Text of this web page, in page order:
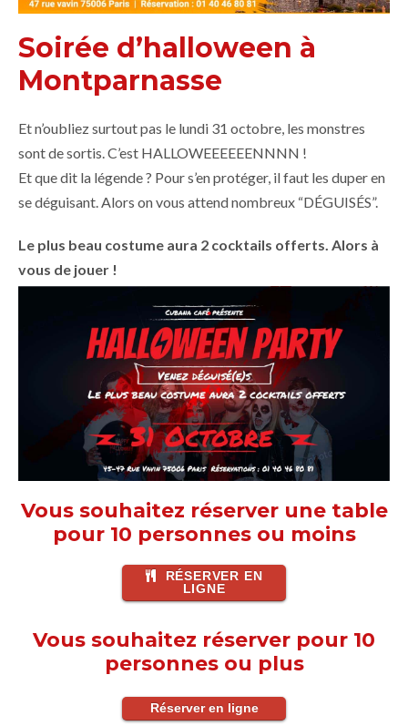
Soirée d’halloween à
Montparnasse
Et n’oubliez surtout pas le lundi 31 octobre, les monstres
sont de sortis. C’est HALLOWEEEEEENNNN !
Et que dit la légende ? Pour s’en protéger, il faut les duper en
se déguisant. Alors on vous attend nombreux “DÉGUISÉS”.
Le plus beau costume aura 2 cocktails offerts. Alors à
vous de jouer !
Vous souhaitez réserver une table
pour 10 personnes ou moins
RÉSERVER EN
LIGNE
Vous souhaitez réserver pour 10
personnes ou plus
Réserver en ligne